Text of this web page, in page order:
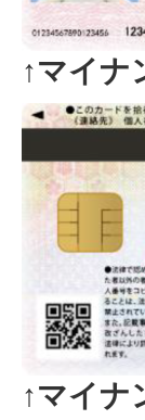
↑マイナ
↑マイナ